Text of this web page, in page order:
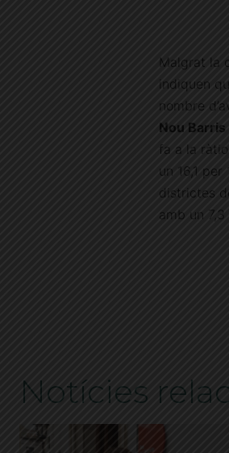
Malgrat la
indiquen
nombre
Nou Barris
fa a la
un 16,1
districtes
amb un 7,3
Notícies